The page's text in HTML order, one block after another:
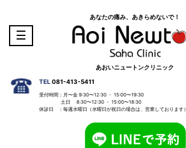
☰
あなたの痛み、あきらめないで！
あおいニュートンクリニック
TEL081-413-5411
受付時間：月〜金 9:30〜12:30 ・ 15:00〜19:30
土日 8:30〜12:30 ・ 15:00〜18:30
休診日 ：毎週水曜日（水曜日が祝日の場合は、営業しております）